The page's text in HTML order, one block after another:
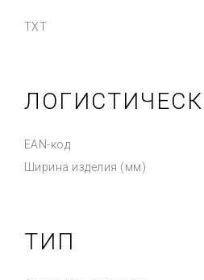
TXT
EAN-код
Ширина изделия (мм)
ТИП